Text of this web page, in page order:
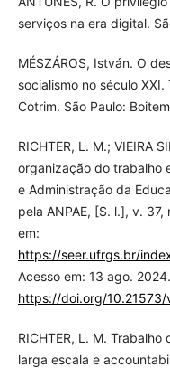
serviços na era digital.
MÉSZÁROS, István. O
socialismo no século
Cotrim. São Paulo:
RICHTER, L. M.; VIEIRA
organização do trabalho
e Administração da
pela ANPAE, [S. l.], v.
em:
https://seer.ufrgs.br/
Acesso em: 13 ago.
https://doi.org/10.21573/
RICHTER, L. M.
larga escala e